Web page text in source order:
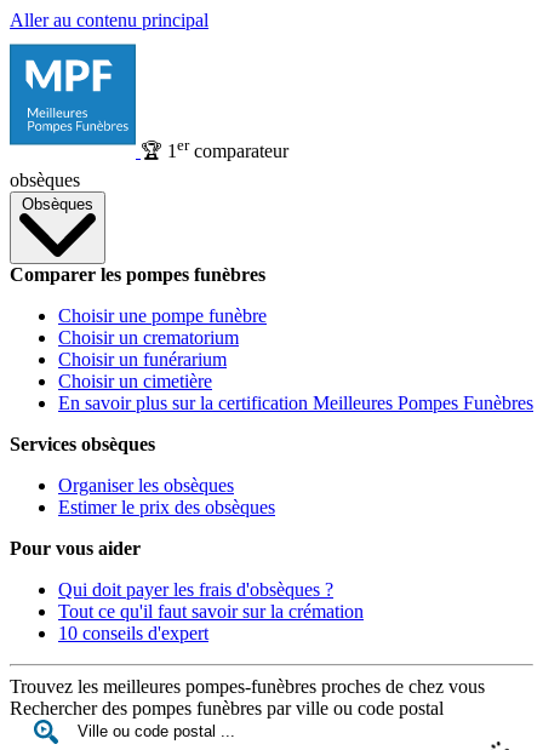
Aller au contenu principal
🏆 1 ercomparateur
obsèques
Obsèques
Comparer les pompes funèbres
Choisir une pompe funèbre
Choisir un crematorium
Choisir un funérarium
Choisir un cimetière
En savoir plus sur la certification Meilleures Pompes Funèbres
Services obsèques
Organiser les obsèques
Estimer le prix des obsèques
Pour vous aider
Qui doit payer les frais d'obsèques ?
Tout ce qu'il faut savoir sur la crémation
10 conseils d'expert
Trouvez les meilleures pompes-funèbres proches de chez vous
Rechercher des pompes funèbres par ville ou code postal